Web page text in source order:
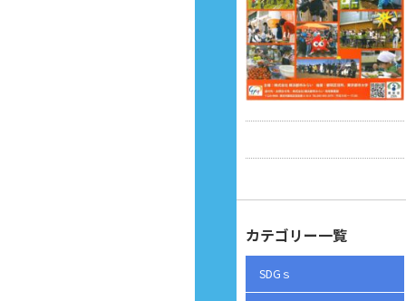
カテゴリー一覧
SDGｓ